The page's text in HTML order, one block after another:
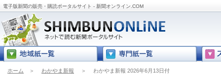
電子版新聞の販売・購読ポータルサイト - 新聞オンライン.COM
ホーム ＞ わかやま新報 ＞ わかやま新報 2026年6月13日付